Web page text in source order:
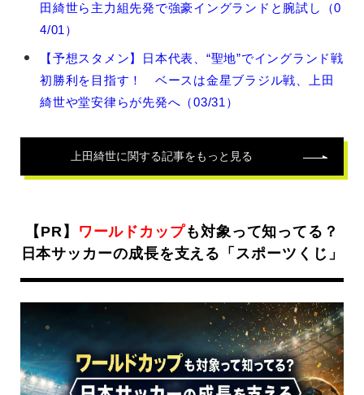
関
田綺世ら主力組先発で強豪イングランドと腕試し（0
4/01）
【予想スタメン】日本代表、“聖地”でイングランド戦
初勝利を目指す！ ベースは金星ブラジル戦、上田
綺世や堂安律らが先発へ（03/31）
上田綺世に関する記事をもっと見る
【PR】 ワールドカップも対象って知ってる？
日本サッカーの成長を支える「スポーツくじ」